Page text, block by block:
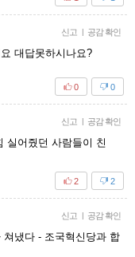
신고 | 공감 확인
대답못하시나요?
0
0
신고 | 공감 확인
실어줬던 사람들이 친
2
2
신고 | 공감 확인
냈다 - 조국혁신당과 합